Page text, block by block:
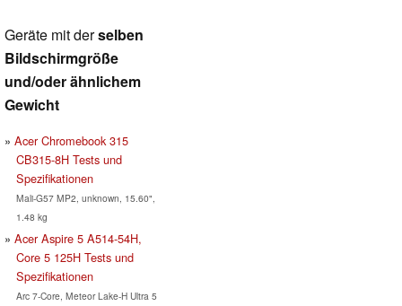
Geräte mit derselben
Bildschirmgröße
und/oder ähnlichem
Gewicht
Acer Chromebook 315
CB315-8H Tests und
Spezifikationen
Mali-G57 MP2, unknown, 15.60",
1.48 kg
Acer Aspire 5 A514-54H,
Core 5 125H Tests und
Spezifikationen
Arc 7-Core, Meteor Lake-H Ultra 5